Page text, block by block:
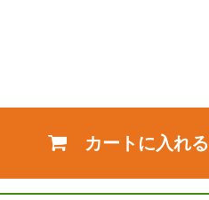
カートに入れる